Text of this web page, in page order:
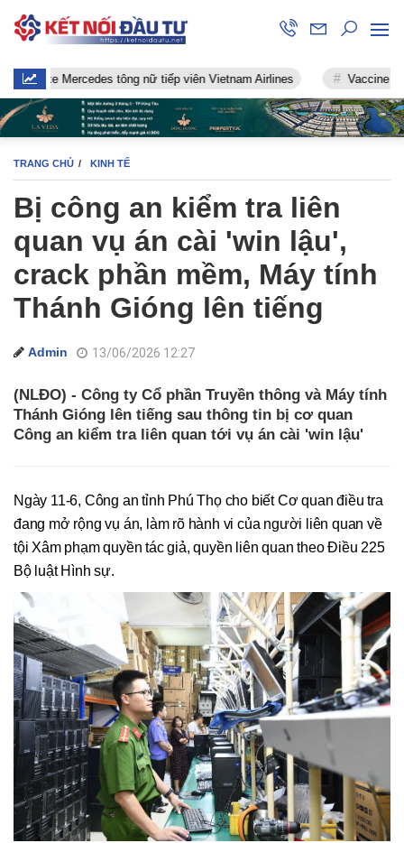
Mercedes tông nữ tiếp viên Vietnam Airlines Vaccine chống
TRANG CHỦ KINH TẾ
Bị công an kiểm tra liên
quan vụ án cài 'win lậu',
crack phần mềm, Máy tính
Thánh Gióng lên tiếng
Admin 13/06/2026 12:27
(NLĐO) - Công ty Cổ phần Truyền thông và Máy tính
Thánh Gióng lên tiếng sau thông tin bị cơ quan
Công an kiểm tra liên quan tới vụ án cài 'win lậu'
Ngày 11-6, Công an tỉnh Phú Thọ cho biết Cơ quan điều tra
đang mở rộng vụ án, làm rõ hành vi của người liên quan về
tội Xâm phạm quyền tác giả, quyền liên quan theo Điều 225
Bộ luật Hình sự.